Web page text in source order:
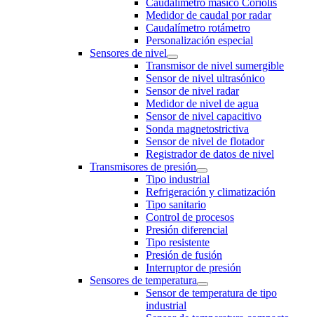
Caudalímetro másico Coriolis
Medidor de caudal por radar
Caudalímetro rotámetro
Personalización especial
Sensores de nivel
Transmisor de nivel sumergible
Sensor de nivel ultrasónico
Sensor de nivel radar
Medidor de nivel de agua
Sensor de nivel capacitivo
Sonda magnetostrictiva
Sensor de nivel de flotador
Registrador de datos de nivel
Transmisores de presión
Tipo industrial
Refrigeración y climatización
Tipo sanitario
Control de procesos
Presión diferencial
Tipo resistente
Presión de fusión
Interruptor de presión
Sensores de temperatura
Sensor de temperatura de tipo
industrial